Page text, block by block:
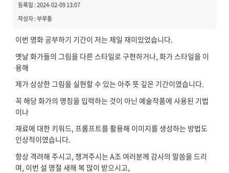
등록일 : 2024-02-09 13:07
작성자 : 부루퉁
이번 명화 공부하기 기간이 저는 제일 재미있었습니다.
옛날 화가들의 그림을 다른 스타일로 구현하거나, 화가 스타일을 이
용해
제가 상상한 그림을 실현할 수 있는 아주 뜻 깊은 기간이였습니다.
꼭 해당 화가의 명칭을 입력하는 것이 아닌 예술작품에 사용된 기법
이나
재료에 대한 키워드, 프롬프트를 활용해 이미지를 생성하는 방법도
인상적이였습니다.
항상 격려해 주시고, 챙겨주시는 A조 여러분께 감사의 말씀을 드리
며, 이번 설 명절 새해 복 많이 받으시고,